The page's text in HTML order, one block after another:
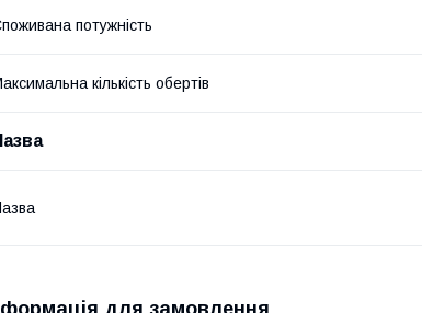
потужність
кількість обертів